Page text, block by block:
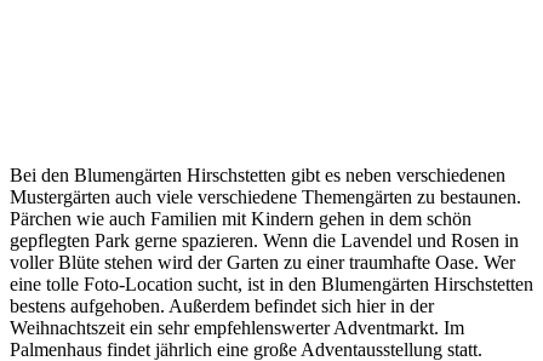
Bei den Blumengärten Hirschstetten gibt es neben verschiedenen
Mustergärten auch viele verschiedene Themengärten zu bestaunen.
Pärchen wie auch Familien mit Kindern gehen in dem schön
gepflegten Park gerne spazieren. Wenn die Lavendel und Rosen in
voller Blüte stehen wird der Garten zu einer traumhafte Oase. Wer
eine tolle Foto-Location sucht, ist in den Blumengärten Hirschstetten
bestens aufgehoben. Außerdem befindet sich hier in der
Weihnachtszeit ein sehr empfehlenswerter Adventmarkt. Im
Palmenhaus findet jährlich eine große Adventausstellung statt.